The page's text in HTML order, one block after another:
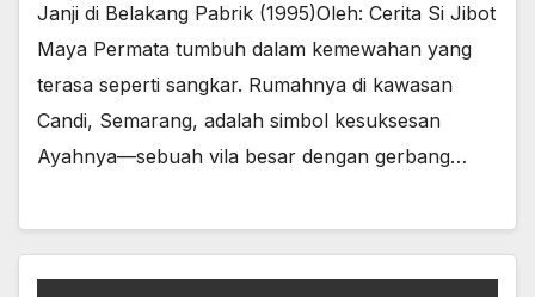
Janji di Belakang Pabrik (1995)Oleh: Cerita Si Jibot
Maya Permata tumbuh dalam kemewahan yang
terasa seperti sangkar. Rumahnya di kawasan
Candi, Semarang, adalah simbol kesuksesan
Ayahnya—sebuah vila besar dengan gerbang…